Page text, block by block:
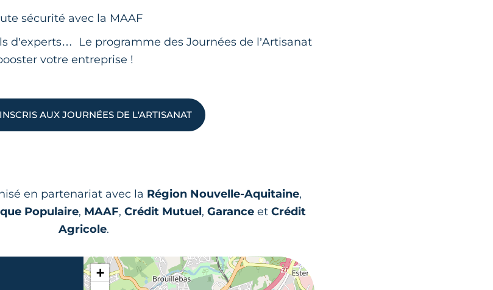
sécurité avec la MAAF
d’experts… Le programme des Journées de l’Artisanat
votre entreprise !
AUX JOURNÉES DE L'ARTISANAT
en partenariat avec la Région Nouvelle-Aquitaine,
Populaire, MAAF, Crédit Mutuel, Garance et Crédit
Agricole.
+